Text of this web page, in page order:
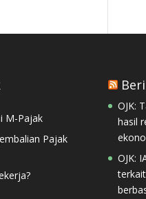
M-Pajak
Pajak
OJK:
hasil
OJK: